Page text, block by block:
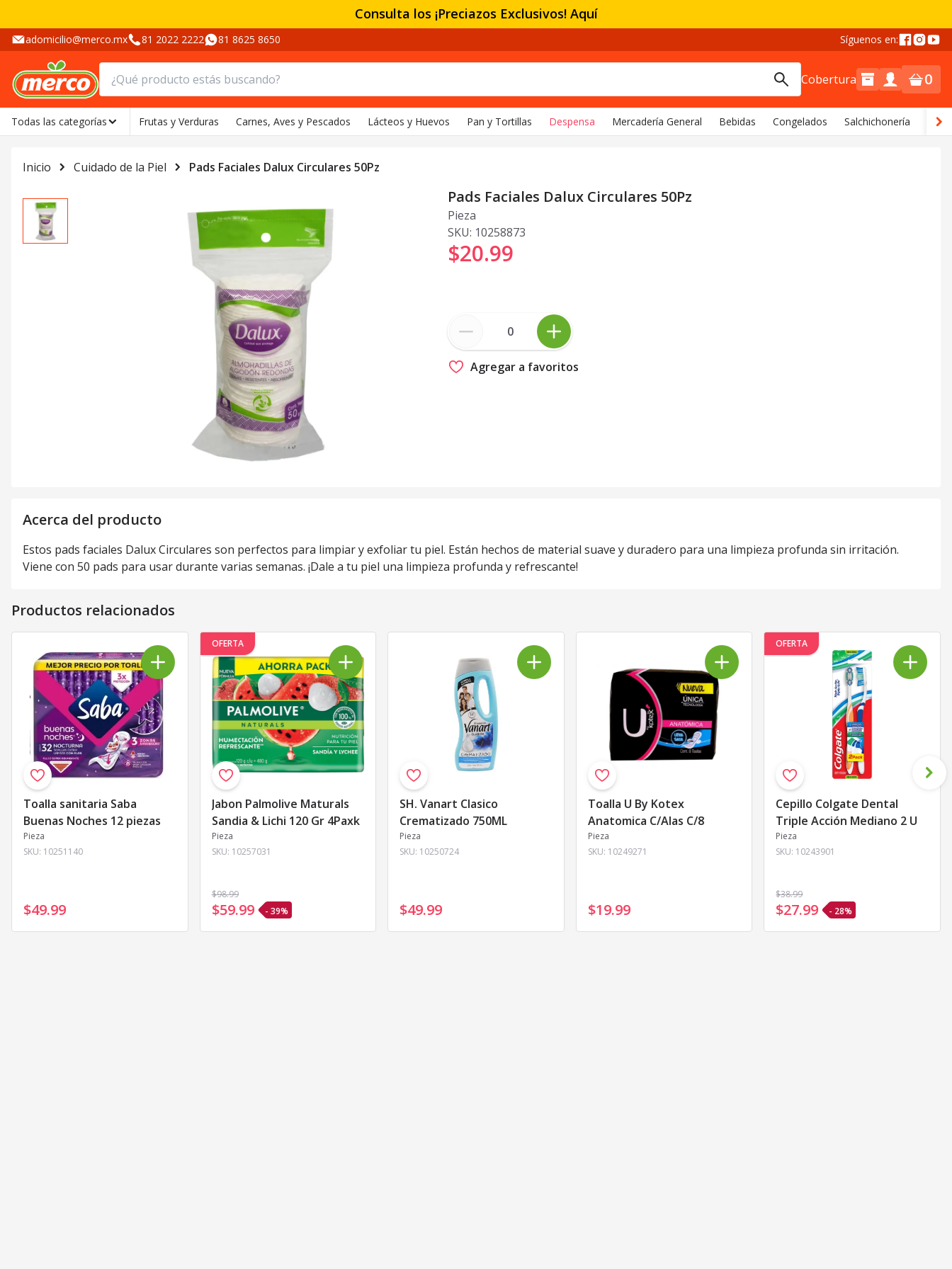
Consulta los ¡Preciazos Exclusivos! Aquí
adomicilio@merco.mx 81 2022 2222 81 8625 8650 Síguenos en:
Cobertura 0
Todas las categorías Frutas y Verduras Carnes, Aves y Pescados Lácteos y Huevos Pan y Tortillas Despensa Mercadería General Bebidas Congelados Salchichonería
Inicio Cuidado de la Piel Pads Faciales Dalux Circulares 50Pz
Pads Faciales Dalux Circulares 50Pz
Pieza
SKU: 10258873
$20.99
Agregar a favoritos
Acerca del producto
Estos pads faciales Dalux Circulares son perfectos para limpiar y exfoliar tu piel. Están hechos de material suave y duradero para una limpieza profunda sin irritación.
Viene con 50 pads para usar durante varias semanas. ¡Dale a tu piel una limpieza profunda y refrescante!
Productos relacionados
Toalla sanitaria Saba
Buenas Noches 12 piezas
Pieza
SKU: 10251140
$49.99
OFERTA
Jabon Palmolive Maturals
Sandia & Lichi 120 Gr 4Paxk
Pieza
SKU: 10257031
$98.99
$59.99 - 39%
SH. Vanart Clasico
Crematizado 750ML
Pieza
SKU: 10250724
$49.99
Toalla U By Kotex
Anatomica C/Alas C/8
Pieza
SKU: 10249271
$19.99
OFERTA
Cepillo Colgate Dental
Triple Acción Mediano 2 U
Pieza
SKU: 10243901
$38.99
$27.99 - 28%